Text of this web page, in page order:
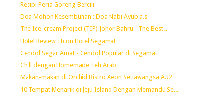
Resipi Peria Goreng Bercili
Doa Mohon Kesembuhan : Doa Nabi Ayub a.s
The Ice-cream Project (TIP) Johor Bahru - The Best...
Hotel Review : Icon Hotel Segamat
Cendol Segar Amat - Cendol Popular di Segamat
Chill dengan Homemade Teh Arab
Makan-makan di Orchid Bistro Aeon Setiawangsa AU2
10 Tempat Menarik di Jeju Island Dengan Memandu Se...